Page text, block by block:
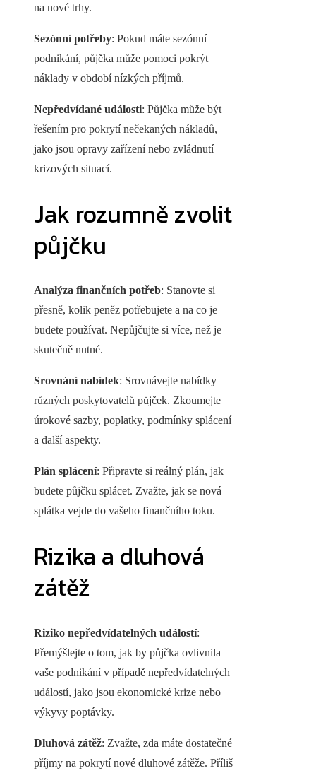
na nové trhy.
Sezónní potřeby: Pokud máte sezónní
podnikání, půjčka může pomoci pokrýt
náklady v období nízkých příjmů.
Nepředvídané události: Půjčka může být
řešením pro pokrytí nečekaných nákladů,
jako jsou opravy zařízení nebo zvládnutí
krizových situací.
Jak rozumně zvolit
půjčku
Analýza finančních potřeb: Stanovte si
přesně, kolik peněz potřebujete a na co je
budete používat. Nepůjčujte si více, než je
skutečně nutné.
Srovnání nabídek: Srovnávejte nabídky
různých poskytovatelů půjček. Zkoumejte
úrokové sazby, poplatky, podmínky splácení
a další aspekty.
Plán splácení: Připravte si reálný plán, jak
budete půjčku splácet. Zvažte, jak se nová
splátka vejde do vašeho finančního toku.
Rizika a dluhová
zátěž
Riziko nepředvídatelných událostí:
Přemýšlejte o tom, jak by půjčka ovlivnila
vaše podnikání v případě nepředvídatelných
událostí, jako jsou ekonomické krize nebo
výkyvy poptávky.
Dluhová zátěž: Zvažte, zda máte dostatečné
příjmy na pokrytí nové dluhové zátěže. Příliš